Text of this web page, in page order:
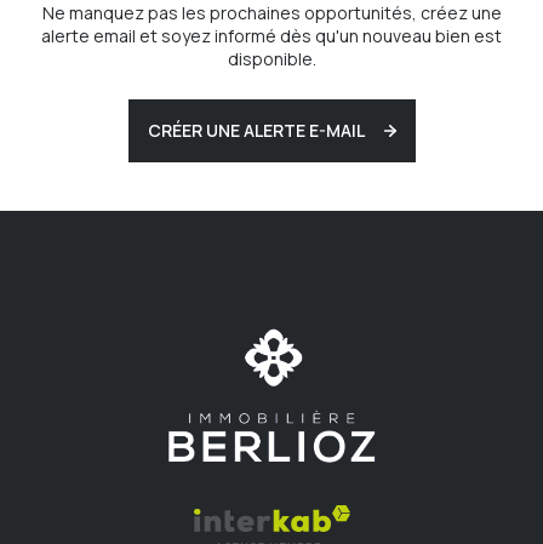
Ne manquez pas les prochaines opportunités, créez une
alerte email et soyez informé dès qu'un nouveau bien est
disponible.
CRÉER UNE ALERTE E-MAIL